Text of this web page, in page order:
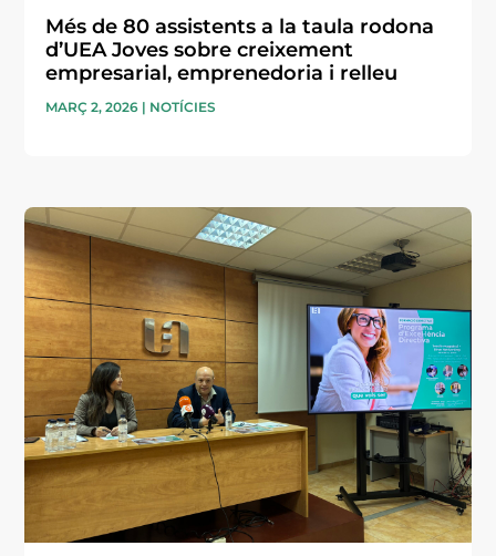
Més de 80 assistents a la taula rodona
d’UEA Joves sobre creixement
empresarial, emprenedoria i relleu
MARÇ 2, 2026 | NOTÍCIES